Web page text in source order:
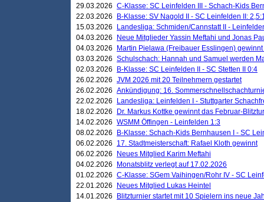
29.03.2026 C-Klasse: SC Leinfelden III - Schach-Kids
22.03.2026
B-Klasse: SV Nagold II - SC Leinfelden II:
15.03.2026
Landesliga: Schmiden/Cannstatt II -
04.03.2026
Neue Mitglieder Yassin Meftahi und Jonas
04.03.2026
Martin Pielawa (Freibauer Esslingen)
03.03.2026 Schulschach: Hannah und Samuel werden
02.03.2026
B-Klasse: SC Leinfelden II - SC Stetten II 0:4
26.02.2026 JVM 2026 mit 20 Teilnehmern gestartet
26.02.2026 Ankündigung: 16.
22.02.2026
Landesliga: Leinfelden I - Stuttgarter
18.02.2026
Dr. Markus Kottke gewinnt das Februar-
14.02.2026 WSMM Öffingen - Leinfelden 1:3
08.02.2026
B-Klasse: Schach-Kids Bernhausen I - SC
06.02.2026
17. Stadtmeisterschaft: Rafael Kloth gewinnt
06.02.2026
Neues Mitglied Karim Meftahi
04.02.2026
Monatsblitz verlegt auf 17.02.2026
01.02.2026 C-Klasse: SGem Vaihingen/Rohr IV - SC
22.01.2026
Neues Mitglied Lukas Heintel
14.01.2026
Blitzturnier startet mit 10 Spielern ins neue